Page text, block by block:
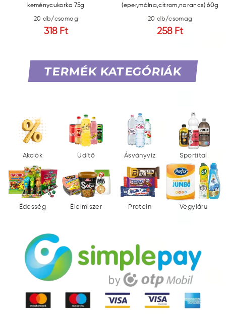
keménycukorka 75g
20 db/csomag
318 Ft
(eper,málna,citrom,narancs) 60g
20 db/csomag
258 Ft
TERMÉK KATEGÓRIÁK
Akciók Üdítő Ásványvíz Sportital
Édesség Élelmiszer Protein Vegyiáru